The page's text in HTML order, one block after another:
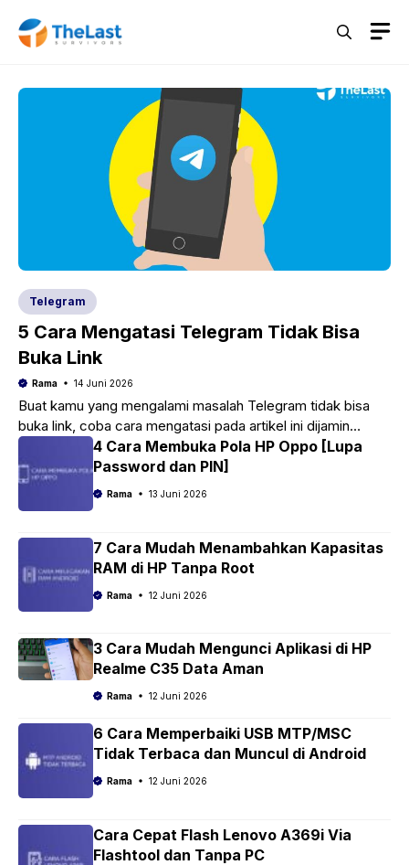
Telegram
5 Cara Mengatasi Telegram Tidak Bisa
Buka Link
Rama 14 Juni 2026
Buat kamu yang mengalami masalah Telegram tidak bisa
buka link, coba cara mengatasi pada artikel ini dijamin
berhasil loh. 4 Cara Membuka Pola HP Oppo [Lupa
Password dan PIN]
Rama 13 Juni 2026
7 Cara Mudah Menambahkan Kapasitas
RAM di HP Tanpa Root
Rama 12 Juni 2026
3 Cara Mudah Mengunci Aplikasi di HP
Realme C35 Data Aman
Rama 12 Juni 2026
6 Cara Memperbaiki USB MTP/MSC
Tidak Terbaca dan Muncul di Android
Rama 12 Juni 2026
Cara Cepat Flash Lenovo A369i Via
Flashtool dan Tanpa PC